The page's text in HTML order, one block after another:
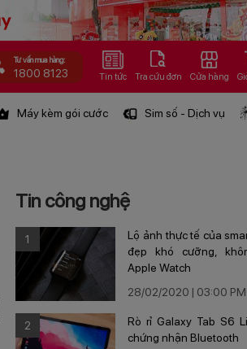
Tư vấn mua hàng:
1800 8123 Tin tức Tra cứu đơn Cửa hàng
Máy kèm gói cước Sim số - Dịch vụ
Tin công nghệ
1
Lộ ảnh thực tế của
đẹp khó cưỡng,
Apple Watch
28/02/2020 | 03:00 PM
2
Rò rỉ Galaxy Tab S6
chứng nhận Bluetooth